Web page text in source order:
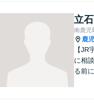
立
南鹿児
鹿
【JR
に相
る前